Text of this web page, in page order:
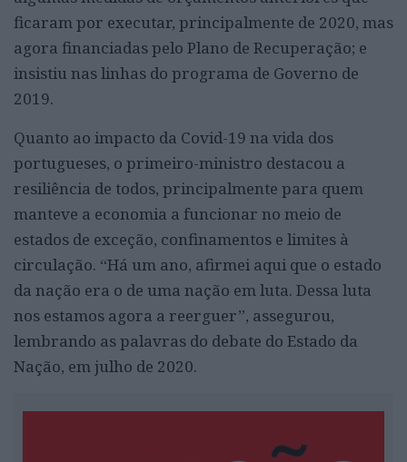
ficaram por executar, principalmente de 2020, mas
agora financiadas pelo Plano de Recuperação; e
insistiu nas linhas do programa de Governo de
2019.
Quanto ao impacto da Covid-19 na vida dos
portugueses, o primeiro-ministro destacou a
resiliência de todos, principalmente para quem
manteve a economia a funcionar no meio de
estados de exceção, confinamentos e limites à
circulação. “Há um ano, afirmei aqui que o estado
da nação era o de uma nação em luta. Dessa luta
nos estamos agora a reerguer”, assegurou,
lembrando as palavras do debate do Estado da
Nação, em julho de 2020.